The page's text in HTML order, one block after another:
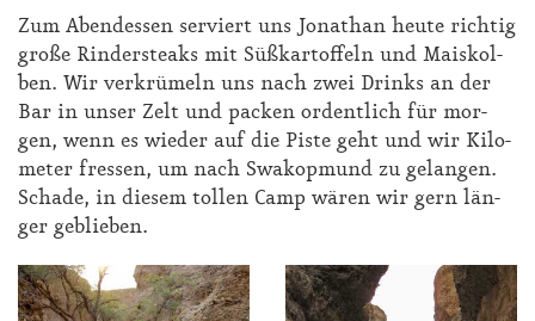
Zum Abend­essen ser­viert uns Jo­na­than heu­te rich­tig
gro­ße Rin­der­steaks mit Sü­ß­kar­tof­feln und Mais­kol­
ben. Wir ver­krü­meln uns nach zwei Drinks an der
Bar in un­ser Zelt und pa­cken or­dent­lich für mor­
gen, wenn es wie­der auf die Pis­te geht und wir Ki­lo­
me­ter fres­sen, um nach Swa­kop­mund zu ge­lan­gen.
Scha­de, in die­sem tol­len Camp wä­ren wir gern län­
ger ge­blie­ben.